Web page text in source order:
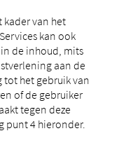
kader van het
kan ook
de inhoud, mits
aan de
het gebruik van
of de gebruiker
tegen deze
punt 4 hieronder.